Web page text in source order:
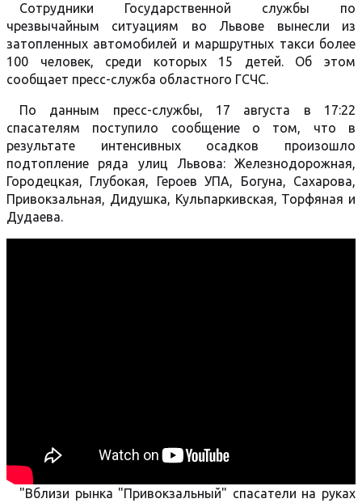
Сотрудники Государственной службы по
чрезвычайным ситуациям во Львове вынесли из
затопленных автомобилей и маршрутных такси более
100 человек, среди которых 15 детей. Об этом
сообщает пресс-служба областного ГСЧС.
По данным пресс-службы, 17 августа в 17:22
спасателям поступило сообщение о том, что в
результате интенсивных осадков произошло
подтопление ряда улиц Львова: Железнодорожная,
Городецкая, Глубокая, Героев УПА, Богуна, Сахарова,
Привокзальная, Дидушка, Кульпаркивская, Торфяная и
Дудаева.
"Вблизи рынка "Привокзальный" спасатели на руках